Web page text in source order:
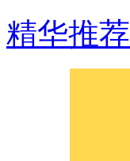
精华推荐